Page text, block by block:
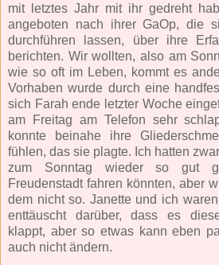
mit letztes Jahr mit ihr gedreht
angeboten nach ihrer GaOp, die
durchführen lassen, über ihre
berichten. Wir wollten, also am
wie so oft im Leben, kommt es
Vorhaben wurde durch eine
sich Farah ende letzter Woche
am Freitag am Telefon sehr
konnte beinahe ihre
fühlen, das sie plagte. Ich hatten
zum Sonntag wieder so gut
Freudenstadt fahren könnten, aber
dem nicht so. Janette und ich
enttäuscht darüber, dass es
klappt, aber so etwas kann eben
auch nicht ändern.